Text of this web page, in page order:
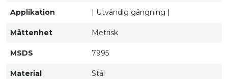
Applikation | Utvändig gängning |
Måttenhet Metrisk
MSDS 7995
Material Stål